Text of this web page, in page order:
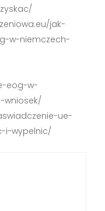
jak-
w-niemczech-
eog-w-
wniosek/
ue-
i-wypelnic/